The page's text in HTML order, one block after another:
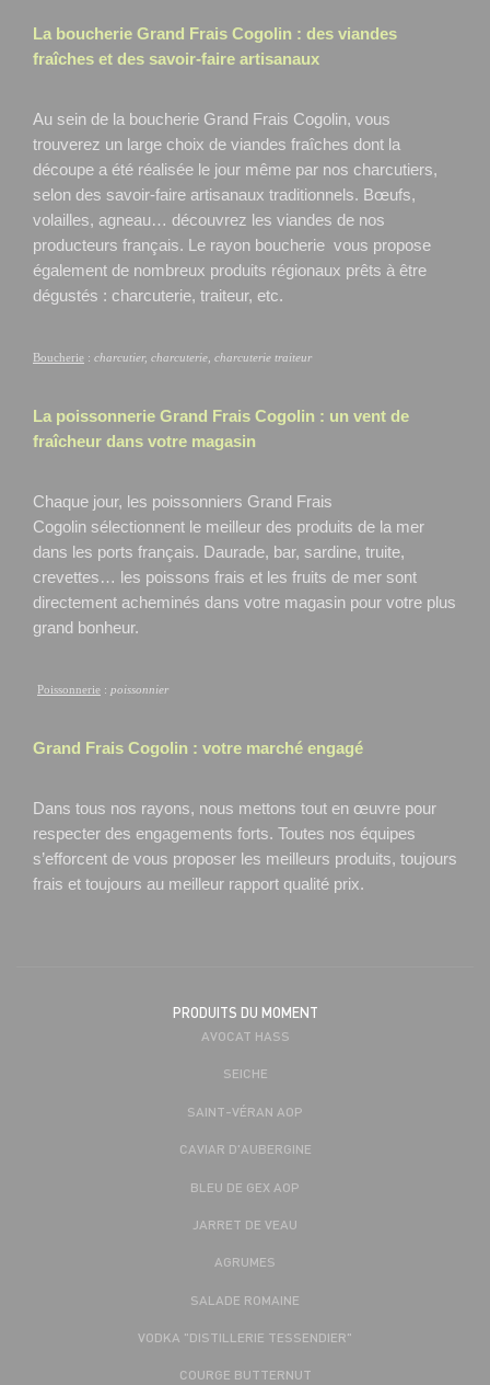
La boucherie Grand Frais Cogolin : des viandes
fraîches et des savoir-faire artisanaux
Au sein de la boucherie Grand Frais Cogolin, vous
trouverez un large choix de viandes fraîches dont la
découpe a été réalisée le jour même par nos charcutiers,
selon des savoir-faire artisanaux traditionnels. Bœufs,
volailles, agneau… découvrez les viandes de nos
producteurs français. Le rayon boucherie vous propose
également de nombreux produits régionaux prêts à être
dégustés : charcuterie, traiteur, etc.
Boucherie : charcutier, charcuterie, charcuterie traiteur
La poissonnerie Grand Frais Cogolin : un vent de
fraîcheur dans votre magasin
Chaque jour, les poissonniers Grand Frais
Cogolin sélectionnent le meilleur des produits de la mer
dans les ports français. Daurade, bar, sardine, truite,
crevettes… les poissons frais et les fruits de mer sont
directement acheminés dans votre magasin pour votre plus
grand bonheur.
Poissonnerie : poissonnier
Grand Frais Cogolin : votre marché engagé
Dans tous nos rayons, nous mettons tout en œuvre pour
respecter des engagements forts. Toutes nos équipes
s’efforcent de vous proposer les meilleurs produits, toujours
frais et toujours au meilleur rapport qualité prix.
PRODUITS DU MOMENT
AVOCAT HASS
SEICHE
SAINT-VÉRAN AOP
CAVIAR D'AUBERGINE
BLEU DE GEX AOP
JARRET DE VEAU
AGRUMES
SALADE ROMAINE
VODKA "DISTILLERIE TESSENDIER"
COURGE BUTTERNUT